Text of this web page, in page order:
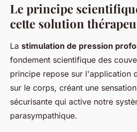
Le principe
cette solution
La stimulation de pression
fondement scientifique des
principe repose sur l'application
sur le corps, créant une
sécurisante qui active notre
parasympathique.